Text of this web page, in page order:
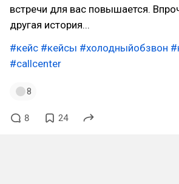
встречи для вас повышается.
другая история...
#кейс #кейсы #холодныйобзвон
#callcenter
8
8 24